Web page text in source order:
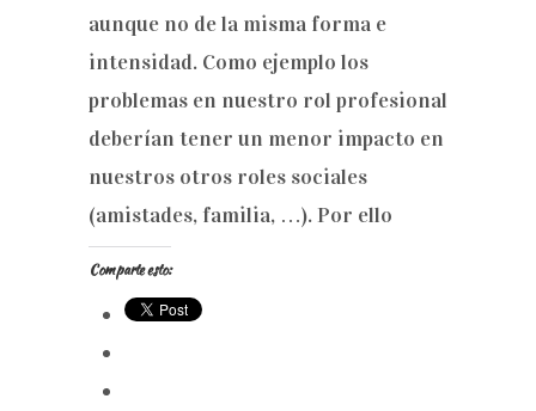
aunque no de la misma forma e
intensidad. Como ejemplo los
problemas en nuestro rol profesional
deberían tener un menor impacto en
nuestros otros roles sociales
(amistades, familia, …). Por ello
Comparte esto: